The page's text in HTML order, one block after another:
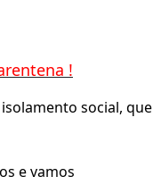
!
social, que
e vamos